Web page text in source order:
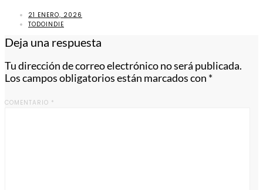
21 ENERO, 2026
TODOINDIE
Deja una respuesta
Tu dirección de correo electrónico no será publicada.
Los campos obligatorios están marcados con *
COMENTARIO *